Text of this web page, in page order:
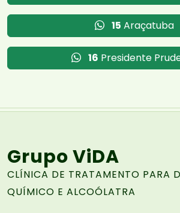
15 Araçatuba
16 Presidente
Grupo ViDA
CLÍNICA DE TRATAMENTO PARA
QUÍMICO E ALCOÓLATRA